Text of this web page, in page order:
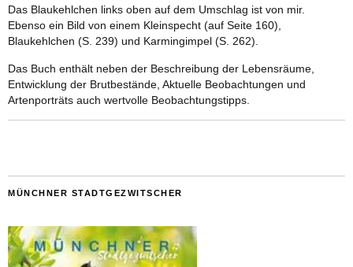
Das Blaukehlchen links oben auf dem Umschlag ist von mir.
Ebenso ein Bild von einem Kleinspecht (auf Seite 160),
Blaukehlchen (S. 239) und Karmingimpel (S. 262).
Das Buch enthält neben der Beschreibung der Lebensräume,
Entwicklung der Brutbestände, Aktuelle Beobachtungen und
Artenporträts auch wertvolle Beobachtungstipps.
MÜNCHNER STADTGEZWITSCHER